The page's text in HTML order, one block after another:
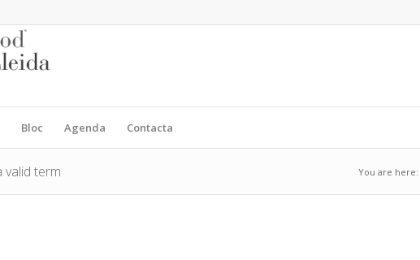
Bloc Agenda Contacta
term You are here: